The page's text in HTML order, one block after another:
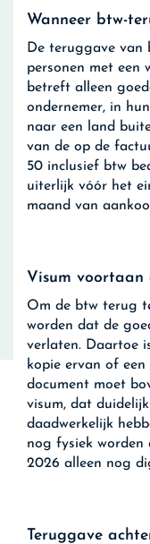
Wanneer btw-
De teruggave
personen met een
betreft alleen
ondernemer, in
naar een land
van de op de
50 inclusief btw
uiterlijk vóór het
maand van
Visum voortaan
Om de btw terug
worden dat de
verlaten. Daartoe
kopie ervan of
document moet
visum, dat
daadwerkelijk
nog fysiek worden
2026 alleen nog
Teruggave